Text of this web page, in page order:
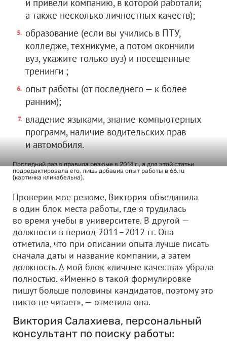
и привели компанию, в которой работали;
а также несколько личностных качеств);
образование (если вы учились в ПТУ,
колледже, техникуме, а потом окончили
вуз, укажите только вуз) и посещенные
тренинги ;
опыт работы (от последнего — к более
ранним);
владение языками, знание компьютерных
программ, наличие водительских прав
и автомобиля.
Последний раз я правила резюме в 2014 г., а для этой статьи
подредактировала его, лишь добавив опыт работы в 66.ru
(картинка кликабельна).
Проверив мое резюме, Виктория объединила
в один блок места работы, где я трудилась
во время учебы в университете. В другой —
должности в период 2011–2012 гг. Она
отметила, что при описании опыта лучше писать
сначала даты и название компании, а затем
должность. А мой блок «личные качества» убрала
полностью. «Именно в такой формулировке
пишут больше половины кандидатов, поэтому это
никто не читает», — отметила она.
Виктория Салахиева, персональный
консультант по поиску работы: